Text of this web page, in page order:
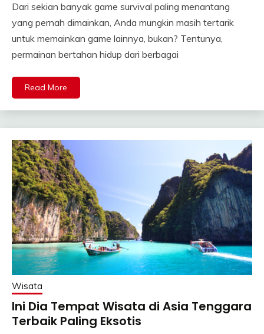
Dari sekian banyak game survival paling menantang
yang pernah dimainkan, Anda mungkin masih tertarik
untuk memainkan game lainnya, bukan? Tentunya,
permainan bertahan hidup dari berbagai
Read More
Wisata
Ini Dia Tempat Wisata di Asia Tenggara
Terbaik Paling Eksotis